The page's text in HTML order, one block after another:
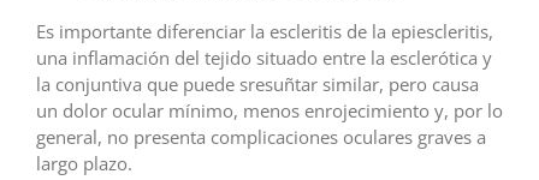
Es importante diferenciar la escleritis de la epiescleritis,
una inflamación del tejido situado entre la esclerótica y
la conjuntiva que puede sresuñtar similar, pero causa
un dolor ocular mínimo, menos enrojecimiento y, por lo
general, no presenta complicaciones oculares graves a
largo plazo.